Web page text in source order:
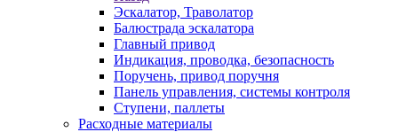
Эскалатор, Траволатор
Балюстрада эскалатора
Главный привод
Индикация, проводка, безопасность
Поручень, привод поручня
Панель управления, системы контроля
Ступени, паллеты
Расходные материалы